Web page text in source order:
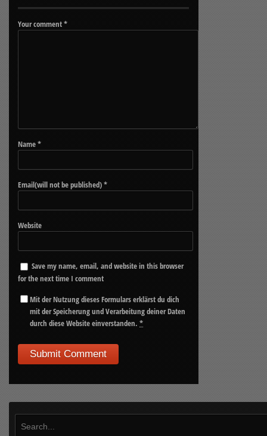
Your comment*
Name*
Email(will not be published)*
Website
Save my name, email, and website in this browser
for the next time I comment
Mit der Nutzung dieses Formulars erklärst du dich
mit der Speicherung und Verarbeitung deiner Daten
durch diese Website einverstanden.*